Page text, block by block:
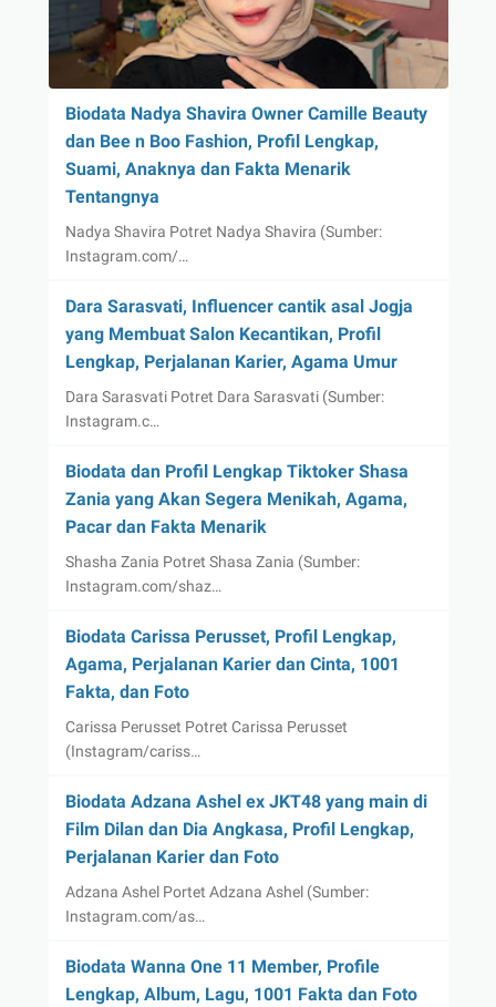
Biodata Nadya Shavira Owner Camille Beauty
dan Bee n Boo Fashion, Profil Lengkap,
Suami, Anaknya dan Fakta Menarik
Tentangnya
Nadya Shavira Potret Nadya Shavira (Sumber:
Instagram.com/…
Dara Sarasvati, Influencer cantik asal Jogja
yang Membuat Salon Kecantikan, Profil
Lengkap, Perjalanan Karier, Agama Umur
Dara Sarasvati Potret Dara Sarasvati (Sumber:
Instagram.c…
Biodata dan Profil Lengkap Tiktoker Shasa
Zania yang Akan Segera Menikah, Agama,
Pacar dan Fakta Menarik
Shasha Zania Potret Shasa Zania (Sumber:
Instagram.com/shaz…
Biodata Carissa Perusset, Profil Lengkap,
Agama, Perjalanan Karier dan Cinta, 1001
Fakta, dan Foto
Carissa Perusset Potret Carissa Perusset
(Instagram/cariss…
Biodata Adzana Ashel ex JKT48 yang main di
Film Dilan dan Dia Angkasa, Profil Lengkap,
Perjalanan Karier dan Foto
Adzana Ashel Portet Adzana Ashel (Sumber:
Instagram.com/as…
Biodata Wanna One 11 Member, Profile
Lengkap, Album, Lagu, 1001 Fakta dan Foto